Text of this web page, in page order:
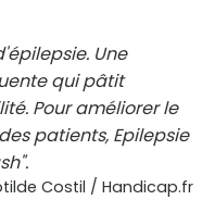
Une
qui pâtit
Pour améliorer le
patients, Epilepsie
Costil / Handicap.fr